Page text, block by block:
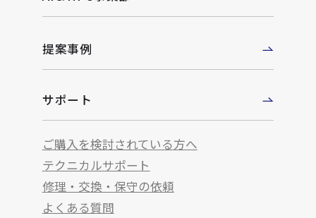
提案事例
サポート
ご購入を検討されている方へ
テクニカルサポート
修理・交換・保守の依頼
よくある質問